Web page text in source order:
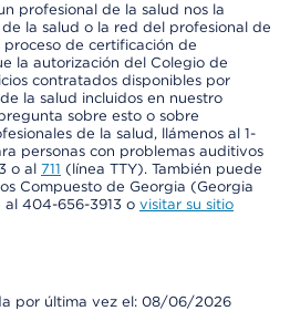
profesional de la salud nos la
la salud o la red del profesional de
de certificación de
la autorización del Colegio de
contratados disponibles por
la salud incluidos en nuestro
sobre esto o sobre
de la salud, llámenos al 1-
personas con problemas auditivos
o al 711 (línea TTY). También puede
Compuesto de Georgia (Georgia
al 404-656-3913 o visitar su sitio
por última vez el: 08/06/2026